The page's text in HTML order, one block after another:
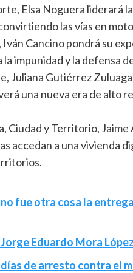
Elsa Noguera liderará
las vías en
Cancino pondrá su
impunidad y la defensa
Juliana Gutiérrez
una nueva era de alto
Ciudad y Territorio,
accedan a una vivienda
fue otra cosa la
Eduardo Mora
de arresto contra el